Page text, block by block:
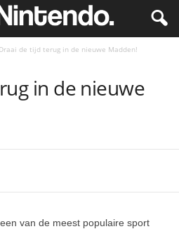
Draai de tijd terug in de nieuwe Madden!
in de nieuwe
van de meest populaire sport